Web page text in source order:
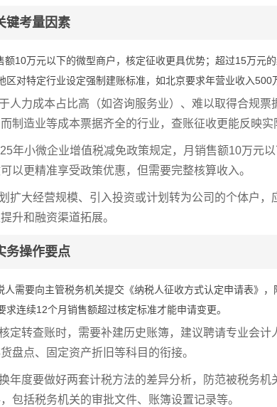
键考量因素
额10万元以下的微型商户，核定征收更具优势；超过15万元
区对特定行业设定强制建账标准，如北京要求年营业收入500
人力成本占比高（如咨询服务业）、难以取得合规
制造业等成本票据齐全的行业，查账征收更能反映实
年小微企业增值税减免政策规定，月销售额10万元
以更精准享受政策优惠，但需要完整核算收入。
扩大经营规模、引入投资或计划转为公司的个体户
升和融资渠道拓展。
务操作要点
人需要向主管税务机关提交《纳税人征收方式认定申请表》
求连续12个月销售额超过核定标准才能申请变更。
定转查账时，需要补建历史账簿，建议聘请专业会
盘点、固定资产折旧等科目的衔接。
年度要做好两套计税方法的差异分析，防范被税务
包括税务机关的审批文件、账簿设置记录等。